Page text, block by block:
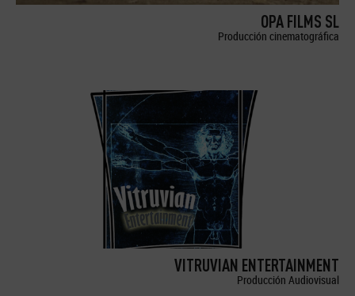
OPA FILMS SL
Producción cinematográfica
VITRUVIAN ENTERTAINMENT
Producción Audiovisual